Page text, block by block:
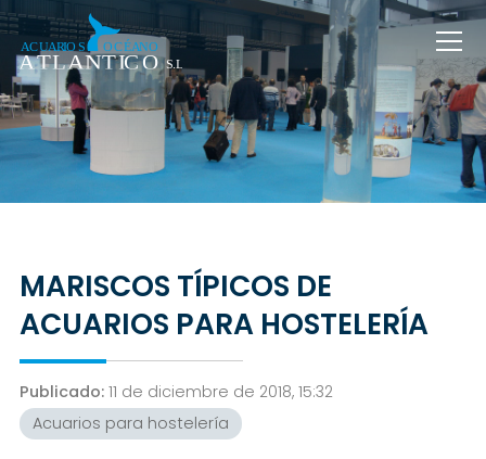
MARISCOS TÍPICOS DE
ACUARIOS PARA HOSTELERÍA
Publicado: 11 de diciembre de 2018, 15:32
Acuarios para hostelería